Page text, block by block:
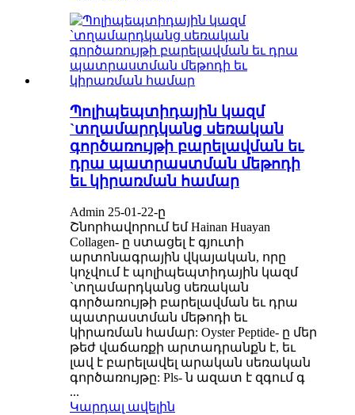
Պոլիպեպտիդային կազմ
`տղամարդկանց սեռական
գործառույթի բարելավման եւ
դրա պատրաստման մեթոդի
եւ կիրառման համար
Admin 25-01-22-ը
Շնորհավորում եմ Hainan Huayan
Collagen- ը ստացել է գյուտի
արտոնագրային վկայական, որը
կոչվում է պոլիպեպտիդային կազմ
`տղամարդկանց սեռական
գործառույթի բարելավման եւ դրա
պատրաստման մեթոդի եւ
կիրառման համար: Oyster Peptide- ը մեր
թեժ վաճառքի արտադրանքն է, եւ
լավ է բարելավել արական սեռական
գործառույթը: Pls- ն ազատ է զգում գ
...
Կարդալ ավելին